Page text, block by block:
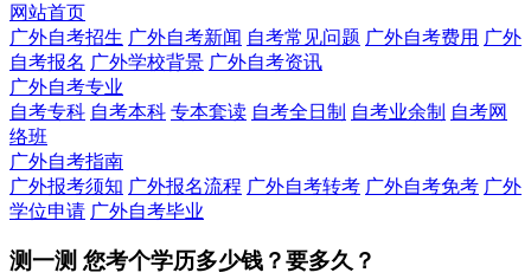
网站首页
广外自考招生 广外自考新闻 自考常见问题 广外自考费用 广外
自考报名 广外学校背景 广外自考资讯
广外自考专业
自考专科 自考本科 专本套读 自考全日制 自考业余制 自考网
络班
广外自考指南
广外报考须知 广外报名流程 广外自考转考 广外自考免考 广外
学位申请 广外自考毕业
测一测 您考个学历多少钱？要多久？